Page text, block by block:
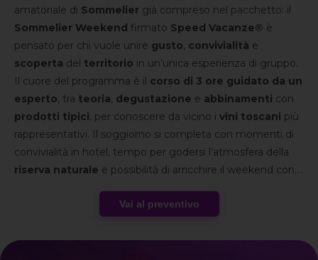
amatoriale di Sommelier già compreso nel pacchetto: il
Sommelier Weekend firmato Speed Vacanze® è
pensato per chi vuole unire gusto, convivialità e
scoperta del territorio in un’unica esperienza di gruppo.
Il cuore del programma è il corso di 3 ore guidato da un
esperto, tra teoria, degustazione e abbinamenti con
prodotti tipici, per conoscere da vicino i vini toscani più
rappresentativi. Il soggiorno si completa con momenti di
convivialità in hotel, tempo per godersi l’atmosfera della
riserva naturale e possibilità di arricchire il weekend con
Un’esperienza che unisce movimento, paesaggio e spirito
Vai al preventivo